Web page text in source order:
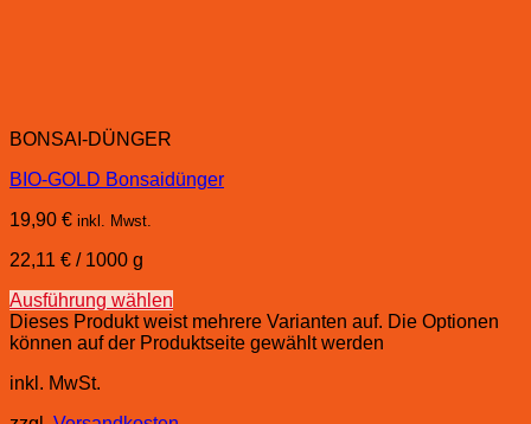
BONSAI-DÜNGER
BIO-GOLD Bonsaidünger
19,90 € inkl. Mwst.
22,11 € / 1000 g
Ausführung wählen
Dieses Produkt weist mehrere Varianten auf. Die Optionen
können auf der Produktseite gewählt werden
inkl. MwSt.